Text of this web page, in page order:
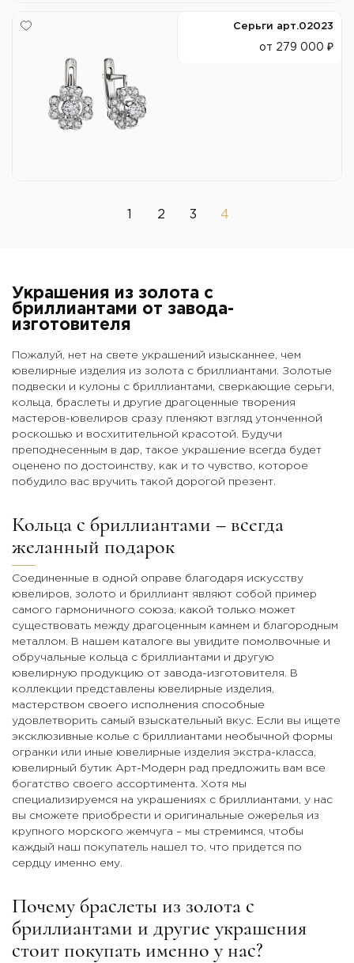
Серьги арт.02023
от 279 000 ₽
2 3 4
Украшения из золота с
бриллиантами от завода-
изготовителя
Пожалуй, нет на свете украшений изысканнее, чем
ювелирные изделия из золота с бриллиантами. Золотые
подвески и кулоны с бриллиантами, сверкающие серьги,
кольца, браслеты и другие драгоценные творения
мастеров-ювелиров сразу пленяют взгляд утонченной
роскошью и восхитительной красотой. Будучи
преподнесенным в дар, такое украшение всегда будет
оценено по достоинству, как и то чувство, которое
побудило вас вручить такой дорогой презент.
Кольца с бриллиантами – всегда
желанный подарок
Соединенные в одной оправе благодаря искусству
ювелиров, золото и бриллиант являют собой пример
самого гармоничного союза, какой только может
существовать между драгоценным камнем и благородным
металлом. В нашем каталоге вы увидите помолвочные и
обручальные кольца с бриллиантами и другую
ювелирную продукцию от завода-изготовителя. В
коллекции представлены ювелирные изделия,
мастерством своего исполнения способные
удовлетворить самый взыскательный вкус. Если вы ищете
эксклюзивные колье с бриллиантами необычной формы
огранки или иные ювелирные изделия экстра-класса,
ювелирный бутик Арт-Модерн рад предложить вам все
богатство своего ассортимента. Хотя мы
специализируемся на украшениях с бриллиантами, у нас
вы сможете приобрести и оригинальные ожерелья из
крупного морского жемчуга – мы стремимся, чтобы
каждый наш покупатель нашел то, что придется по
сердцу именно ему.
Почему браслеты из золота с
бриллиантами и другие украшения
стоит покупать именно у нас?